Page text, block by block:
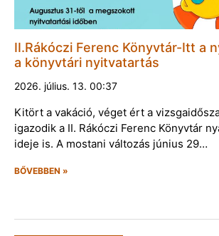
II.Rákóczi Ferenc Könyvtár-Itt a
a könyvtári nyitvatartás
2026. július. 13. 00:37
Kitört a vakáció, véget ért a
igazodik a II. Rákóczi Ferenc Könyvtár
ideje is. A mostani változás június 29…
BŐVEBBEN »